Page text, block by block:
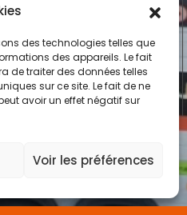
des technologies telles que
des appareils. Le fait
de traiter des données telles
sur ce site. Le fait de ne
avoir un effet négatif sur
Voir les préférences
t